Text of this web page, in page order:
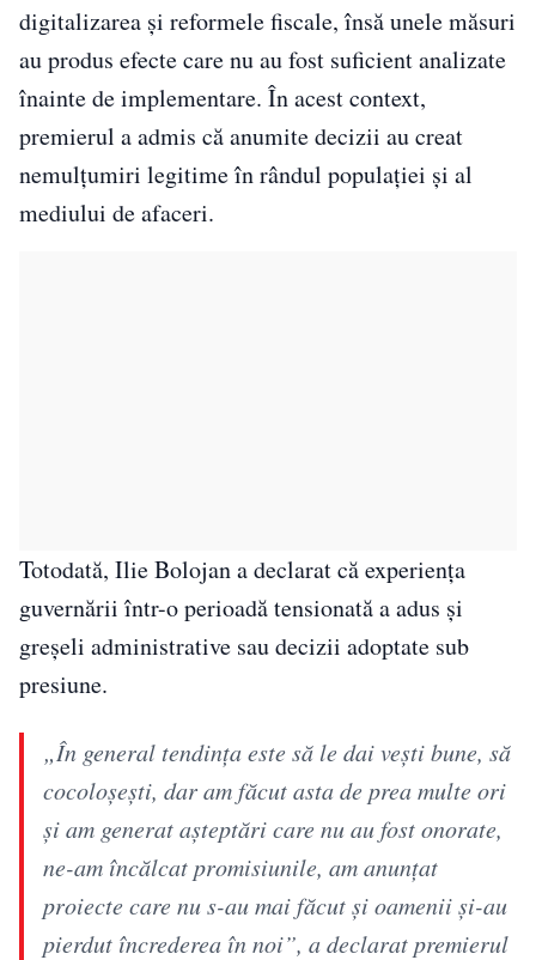
digitalizarea și reformele fiscale, însă unele măsuri
au produs efecte care nu au fost suficient analizate
înainte de implementare. În acest context,
premierul a admis că anumite decizii au creat
nemulțumiri legitime în rândul populației și al
mediului de afaceri.
Totodată, Ilie Bolojan a declarat că experiența
guvernării într-o perioadă tensionată a adus și
greșeli administrative sau decizii adoptate sub
presiune.
„În general tendința este să le dai vești bune, să
cocoloșești, dar am făcut asta de prea multe ori
și am generat așteptări care nu au fost onorate,
ne-am încălcat promisiunile, am anunțat
proiecte care nu s-au mai făcut și oamenii și-au
pierdut încrederea în noi”, a declarat premierul